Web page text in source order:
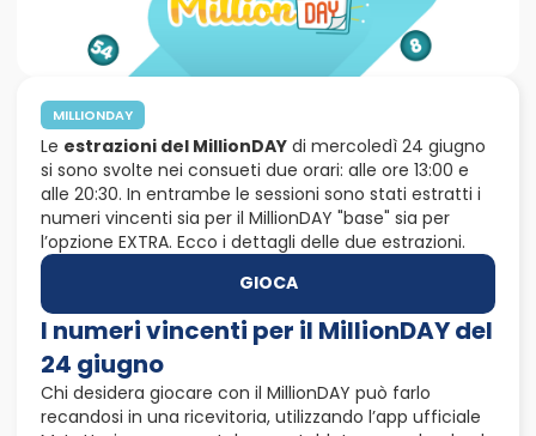
MILLIONDAY
Le estrazioni del MillionDAY di mercoledì 24 giugno
si sono svolte nei consueti due orari: alle ore 13:00 e
alle 20:30. In entrambe le sessioni sono stati estratti i
numeri vincenti sia per il MillionDAY "base" sia per
l’opzione EXTRA. Ecco i dettagli delle due estrazioni.
GIOCA
I numeri vincenti per il MillionDAY del
24 giugno
Chi desidera giocare con il MillionDAY può farlo
recandosi in una ricevitoria, utilizzando l’app ufficiale